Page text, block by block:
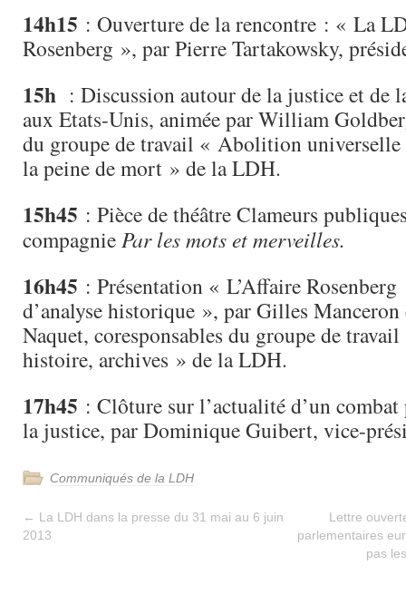
14h15 : Ouverture de la rencontre : « La
Rosenberg », par Pierre Tartakowsky,
15h : Discussion autour de la justice et de
aux Etats-Unis, animée par William
du groupe de travail « Abolition universelle
la peine de mort » de la LDH.
15h45 : Pièce de théâtre Clameurs
compagnie Par les mots et merveilles.
16h45 : Présentation « L’Affaire
d’analyse historique », par Gilles
Naquet, coresponsables du groupe de
histoire, archives » de la LDH.
17h45 : Clôture sur l’actualité d’un
la justice, par Dominique Guibert, vice-
Communiqués de la LDH
← La LDH dans la presse du 31 mai au 6 juin
2013
Lettre
parlementaires
pas